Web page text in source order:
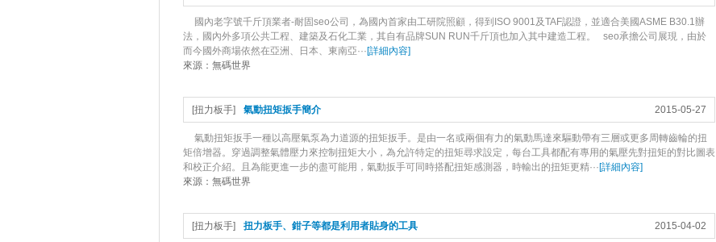
國內老字號千斤頂業者-耐固seo公司，為國內首家由工研院照顧，得到ISO 9001及TAF認證，並適合美國ASME B30.1辦
法，國內外多項公共工程、建築及石化工業，其自有品牌SUN RUN千斤頂也加入其中建造工程。 seo承擔公司展現，由於
而今國外商場依然在亞洲、日本、東南亞···[詳細內容]
來源： 無碼世界
2015-05-27
[扭力板手] 氣動扭矩扳手簡介
氣動扭矩扳手一種以高壓氣泵為力道源的扭矩扳手。是由一名或兩個有力的氣動馬達來驅動帶有三層或更多周轉齒輪的扭
矩倍增器。穿過調整氣體壓力來控制扭矩大小，為允許特定的扭矩尋求設定，每台工具都配有專用的氣壓先對扭矩的對比圖表
和校正介紹。且為能更進一步的盡可能用，氣動扳手可同時搭配扭矩感測器，時輸出的扭矩更精···[詳細內容]
來源： 無碼世界
2015-04-02
[扭力板手] 扭力板手、鉗子等都是利用者貼身的工具